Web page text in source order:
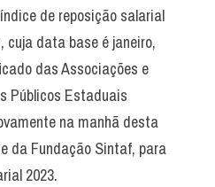
de reposição salarial
data base é janeiro,
das Associações e
Públicos Estaduais
na manhã desta
da Fundação Sintaf, para
2023.